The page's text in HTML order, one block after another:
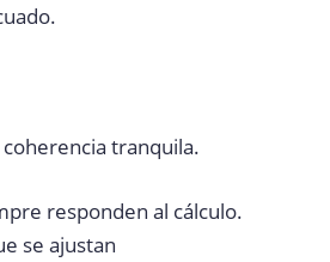
tranquila.
responden al cálculo.
se ajustan